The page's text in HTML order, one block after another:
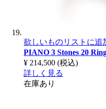
欲しいものリストに追
PIANO 3 Stones 20
¥ 214,500 (税込)
詳しく見る
在庫あり